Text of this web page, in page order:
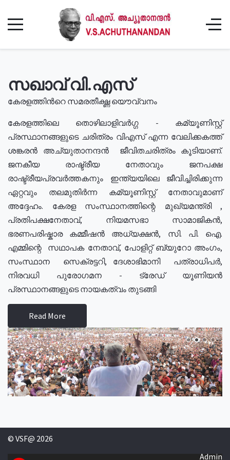
സഖാവ് വി.എസ്
കേരളത്തിൻറെ സമരതീക്ഷ്ണ യൌവ്വനം
കേരളത്തിലെ തൊഴിലാളിവർഗ്ഗ - കമ്യൂണിസ്റ്റ്
പ്രസ്ഥാനങ്ങളുടെ ചരിത്രം വിഎസ് എന്ന വേലിക്കകത്ത്
ശങ്കരൻ അച്യുതാനന്ദൻ ജീവിതചരിത്രം കൂടിയാണ്.
ജനകീയ രാഷ്ട്രീയ നേതാവും ജനപക്ഷ
രാഷ്ട്രീയപ്രവർത്തകനും ഇന്ത്യയിലെ ജീവിച്ചിരിക്കുന്ന
ഏറ്റവും തലമുതിർന്ന കമ്യൂണിസ്റ്റ് നേതാവുമാണ്
അദ്ദേഹം. കേരള സംസ്ഥാനത്തിന്റെ മുഖ്യമന്ത്രി ,
പ്രതിപക്ഷനേതാവ്, നിയമസഭാ സാമാജികൻ,
ഭരണപരിഷ്കാര കമ്മീഷൻ അധ്യക്ഷൻ, സി. പി. ഐ.
എമ്മിന്റെ സഥാപക നേതാവ്, പോളിറ്റ് ബ്യുറോ അംഗം,
സംസ്ഥാന സെക്രട്ടറി, ദേശാഭിമാനി പത്രാധിപർ,
നിരവധി പുരോഗമന - ട്രേഡ് യൂണിയൻ
പ്രസ്ഥാനങ്ങളുടെ നായകത്വം തുടങ്ങി
Read More
© VSF@ 2026
Admin